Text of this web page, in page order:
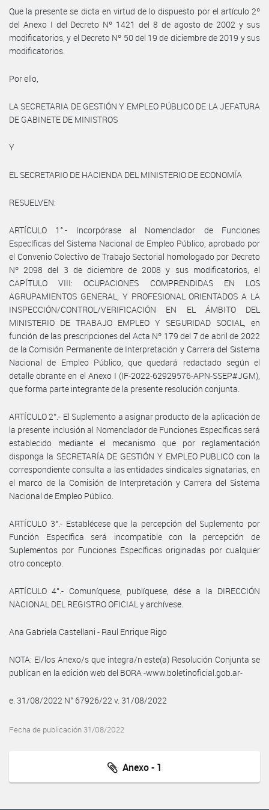
Que la presente se dicta en virtud de lo dispuesto por el artículo 2º
del Anexo I del Decreto Nº 1421 del 8 de agosto de 2002 y sus
modificatorios, y el Decreto Nº 50 del 19 de diciembre de 2019 y sus
modificatorios.
Por ello,
LA SECRETARIA DE GESTIÓN Y EMPLEO PÚBLICO DE LA JEFATURA
DE GABINETE DE MINISTROS
Y
EL SECRETARIO DE HACIENDA DEL MINISTERIO DE ECONOMÍA
RESUELVEN:
ARTÍCULO 1°.- Incorpórase al Nomenclador de Funciones
Específicas del Sistema Nacional de Empleo Público, aprobado por
el Convenio Colectivo de Trabajo Sectorial homologado por Decreto
Nº 2098 del 3 de diciembre de 2008 y sus modificatorios, el
CAPÍTULO VIII: OCUPACIONES COMPRENDIDAS EN LOS
AGRUPAMIENTOS GENERAL, Y PROFESIONAL ORIENTADOS A LA
INSPECCIÓN/CONTROL/VERIFICACIÓN EN EL ÁMBITO DEL
MINISTERIO DE TRABAJO EMPLEO Y SEGURIDAD SOCIAL, en
función de las prescripciones del Acta Nº 179 del 7 de abril de 2022
de la Comisión Permanente de Interpretación y Carrera del Sistema
Nacional de Empleo Público, que quedará redactado según el
detalle obrante en el Anexo I (IF-2022-62929576-APN-SSEP#JGM),
que forma parte integrante de la presente resolución conjunta.
ARTÍCULO 2°.- El Suplemento a asignar producto de la aplicación de
la presente inclusión al Nomenclador de Funciones Específicas será
establecido mediante el mecanismo que por reglamentación
disponga la SECRETARÍA DE GESTIÓN Y EMPLEO PUBLICO con la
correspondiente consulta a las entidades sindicales signatarias, en
el marco de la Comisión de Interpretación y Carrera del Sistema
Nacional de Empleo Público.
ARTÍCULO 3°.- Establécese que la percepción del Suplemento por
Función Específica será incompatible con la percepción de
Suplementos por Funciones Específicas originadas por cualquier
otro concepto.
ARTÍCULO 4°.- Comuníquese, publíquese, dése a la DIRECCIÓN
NACIONAL DEL REGISTRO OFICIAL y archívese.
Ana Gabriela Castellani - Raul Enrique Rigo
NOTA: El/los Anexo/s que integra/n este(a) Resolución Conjunta se
publican en la edición web del BORA -www.boletinoficial.gob.ar-
e. 31/08/2022 N° 67926/22 v. 31/08/2022
Fecha de publicación 31/08/2022
Anexo - 1